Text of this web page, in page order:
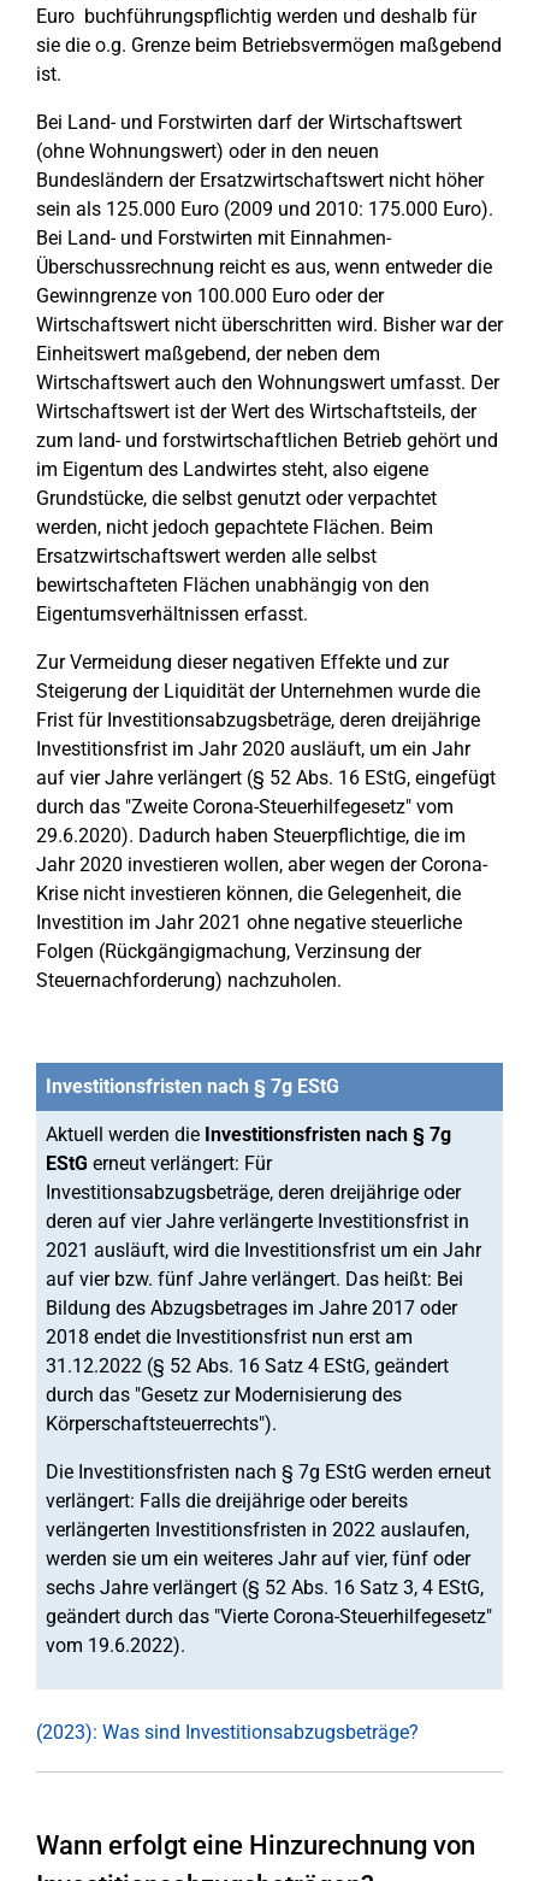
Euro buchführungspflichtig werden und deshalb für
sie die o.g. Grenze beim Betriebsvermögen maßgebend
ist.
Bei Land- und Forstwirten darf der Wirtschaftswert
(ohne Wohnungswert) oder in den neuen
Bundesländern der Ersatzwirtschaftswert nicht höher
sein als 125.000 Euro (2009 und 2010: 175.000 Euro).
Bei Land- und Forstwirten mit Einnahmen-
Überschussrechnung reicht es aus, wenn entweder die
Gewinngrenze von 100.000 Euro oder der
Wirtschaftswert nicht überschritten wird. Bisher war der
Einheitswert maßgebend, der neben dem
Wirtschaftswert auch den Wohnungswert umfasst. Der
Wirtschaftswert ist der Wert des Wirtschaftsteils, der
zum land- und forstwirtschaftlichen Betrieb gehört und
im Eigentum des Landwirtes steht, also eigene
Grundstücke, die selbst genutzt oder verpachtet
werden, nicht jedoch gepachtete Flächen. Beim
Ersatzwirtschaftswert werden alle selbst
bewirtschafteten Flächen unabhängig von den
Eigentumsverhältnissen erfasst.
Zur Vermeidung dieser negativen Effekte und zur
Steigerung der Liquidität der Unternehmen wurde die
Frist für Investitionsabzugsbeträge, deren dreijährige
Investitionsfrist im Jahr 2020 ausläuft, um ein Jahr
auf vier Jahre verlängert (§ 52 Abs. 16 EStG, eingefügt
durch das "Zweite Corona-Steuerhilfegesetz" vom
29.6.2020). Dadurch haben Steuerpflichtige, die im
Jahr 2020 investieren wollen, aber wegen der Corona-
Krise nicht investieren können, die Gelegenheit, die
Investition im Jahr 2021 ohne negative steuerliche
Folgen (Rückgängigmachung, Verzinsung der
Steuernachforderung) nachzuholen.
Investitionsfristen nach § 7g EStG
Aktuell werden die Investitionsfristen nach § 7g
EStG erneut verlängert: Für
Investitionsabzugsbeträge, deren dreijährige oder
deren auf vier Jahre verlängerte Investitionsfrist in
2021 ausläuft, wird die Investitionsfrist um ein Jahr
auf vier bzw. fünf Jahre verlängert. Das heißt: Bei
Bildung des Abzugsbetrages im Jahre 2017 oder
2018 endet die Investitionsfrist nun erst am
31.12.2022 (§ 52 Abs. 16 Satz 4 EStG, geändert
durch das "Gesetz zur Modernisierung des
Körperschaftsteuerrechts").
Die Investitionsfristen nach § 7g EStG werden erneut
verlängert: Falls die dreijährige oder bereits
verlängerten Investitionsfristen in 2022 auslaufen,
werden sie um ein weiteres Jahr auf vier, fünf oder
sechs Jahre verlängert (§ 52 Abs. 16 Satz 3, 4 EStG,
geändert durch das "Vierte Corona-Steuerhilfegesetz"
vom 19.6.2022).
(2023): Was sind Investitionsabzugsbeträge?
Wann erfolgt eine Hinzurechnung von